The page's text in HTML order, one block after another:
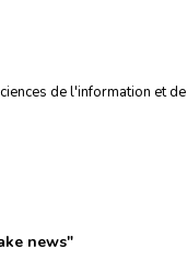
de l'information et de
news"